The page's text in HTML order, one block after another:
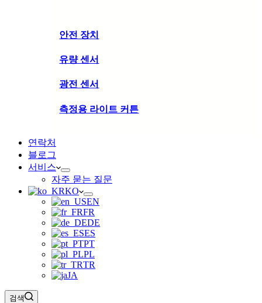
안전 장치
유량 센서
광전 센서
측정용 라이트 커튼
연락처
블로그
서비스
자주 묻는 질문
KO
EN
FR
DE
ES
PT
PL
TR
JA
검색